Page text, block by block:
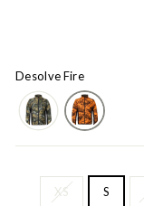
Desolve Fire
XS S